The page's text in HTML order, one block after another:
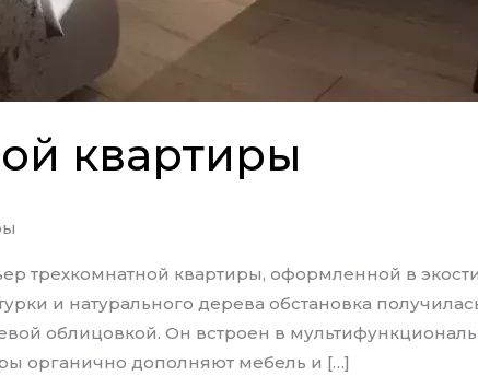
квартиры
трехкомнатной квартиры, оформленной в
и натурального дерева обстановка
облицовкой. Он встроен в
органично дополняют мебель и […]